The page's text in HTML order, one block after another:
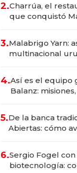
millones
2.Charrúa, el
que conquistó
prepara apertura
3.Malabrigo Yarn:
multinacional
4.Así es el equipo
Balanz:
5.De la banca
Abiertas: cómo
6.Sergio Fogel
biotecnología: